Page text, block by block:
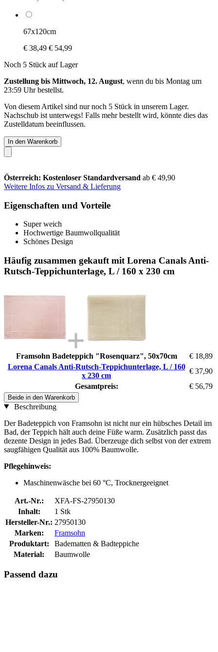
67x120cm
€ 38,49 € 54,99
Noch 5 Stück auf Lager
Zustellung bis Mittwoch, 12. August, wenn du bis Montag um
23:59 Uhrbestellst.
Von diesem Artikel sind nur noch 5 Stück in unserem Lager.
Nachschub ist unterwegs! Falls mehr bestellt wird, könnte dies das
Zustelldatum beeinflussen.
In den Warenkorb
Österreich: Kostenloser Standardversand ab € 49,90
Weitere Infos zu Versand & Lieferung
Eigenschaften und Vorteile
Super weich
Hochwertige Baumwollqualität
Schönes Design
Häufig zusammen gekauft mit Lorena Canals Anti-
Rutsch-Teppichunterlage, L / 160 x 230 cm
Framsohn Badeteppich "Rosenquarz", 50x70cm
€ 18,89
Lorena Canals Anti-Rutsch-Teppichunterlage, L / 160
x 230 cm
€ 37,90
Gesamtpreis:
€ 56,79
Beide in den Warenkorb
Beschreibung
Der Badeteppich von Framsohn ist nicht nur ein hübsches Detail im
Bad, der Teppich hält auch deine Füße warm. Zusätzlich passt das
dezente Design in jedes Bad. Überzeuge dich selbst von der extrem
saugfähigen Qualität aus 100% Baumwolle.
Pflegehinweis:
Maschinenwäsche bei 60 °C, Trocknergeeignet
Art.-Nr.:
XFA-FS-27950130
Inhalt:
1 Stk
Hersteller-Nr.: 27950130
Marken:
Framsohn
Produktart:
Badematten & Badteppiche
Material:
Baumwolle
Passend dazu